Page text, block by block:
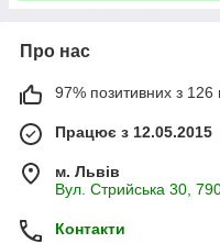
Про нас
97% позитивних з 126
Працює з 12.05.2015
м. Львів
Вул. Стрийська 30,
Контакти